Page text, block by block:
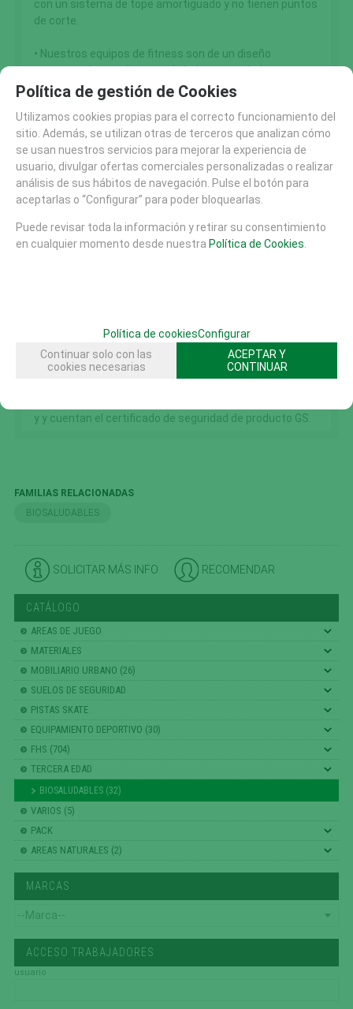
con un sistema de tope amortiguado y no tienen puntos
de corte.
• Nuestros equipos de fitness son de un diseño
contrastado y por lo tanto de bajo mantenimiento.
• Todas las partes metálicas están tratadas de zinc
fosfatado y acero con recubrimiento de polvo o de
acero inoxidable. Las partes de las unidades están
soldadas en lugar de atornilladas juntos. Esto
garanatiza lamejor calidad.
• Nuestros sólidos postes garantizan la seguridad de
• Nuestros equipos están fabricados de tañ forma que
• Para mantener el equipo de fitness seguro y fácil de
usar para todo el mundo, no hay pesas o ajustes
necesarios.
y y cuentan el certificado de seguridad de producto GS.
FAMILIAS RELACIONADAS
BIOSALUDABLES
SOLICITAR MÁS INFO RECOMENDAR
CATÁLOGO
AREAS DE JUEGO
MATERIALES
MOBILIARIO URBANO (26)
SUELOS DE SEGURIDAD
PISTAS SKATE
EQUIPAMIENTO DEPORTIVO (30)
FHS (704)
TERCERA EDAD
BIOSALUDABLES (32)
VARIOS (5)
PACK
AREAS NATURALES (2)
MARCAS
ACCESO TRABAJADORES
usuario
Política de gestión de Cookies
Utilizamos cookies propias para el correcto funcionamiento del
sitio. Además, se utilizan otras de terceros que analizan cómo
se usan nuestros servicios para mejorar la experiencia de
usuario, divulgar ofertas comerciales personalizadas o realizar
análisis de sus hábitos de navegación. Pulse el botón para
aceptarlas o “Configurar” para poder bloquearlas.
Puede revisar toda la información y retirar su consentimiento
en cualquier momento desde nuestra Política de Cookies
Política de cookiesConfigurar
Continuar solo con las
cookies necesarias
ACEPTAR Y
CONTINUAR